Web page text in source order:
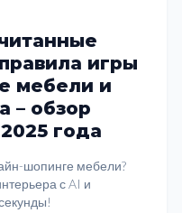
игры
мебели и
– обзор
года
шопинге мебели?
с AI и